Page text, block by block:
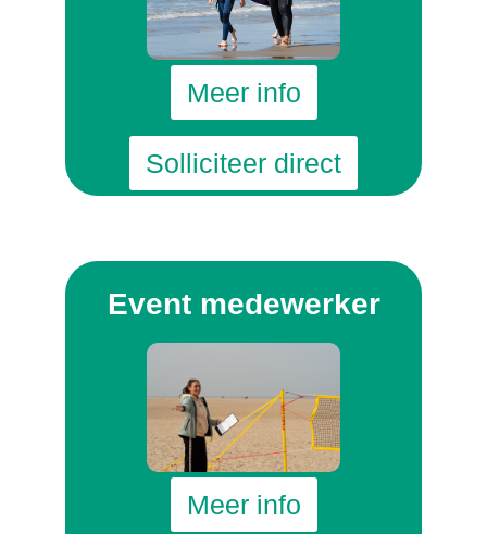
Meer info
Solliciteer direct
Event medewerker
Meer info